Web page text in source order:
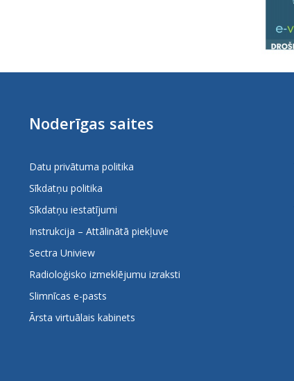
Noderīgas saites
Datu privātuma politika
Sīkdatņu politika
Sīkdatņu iestatījumi
Instrukcija – Attālinātā piekļuve
Sectra Uniview
Radioloģisko izmeklējumu izraksti
Slimnīcas e-pasts
Ārsta virtuālais kabinets